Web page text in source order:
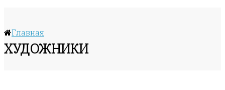
Главная
ХУДОЖНИКИ